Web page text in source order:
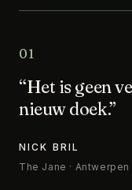
01
“Het is geen
nieuw doek.”
NICK BRIL
The Jane · Antwerpen